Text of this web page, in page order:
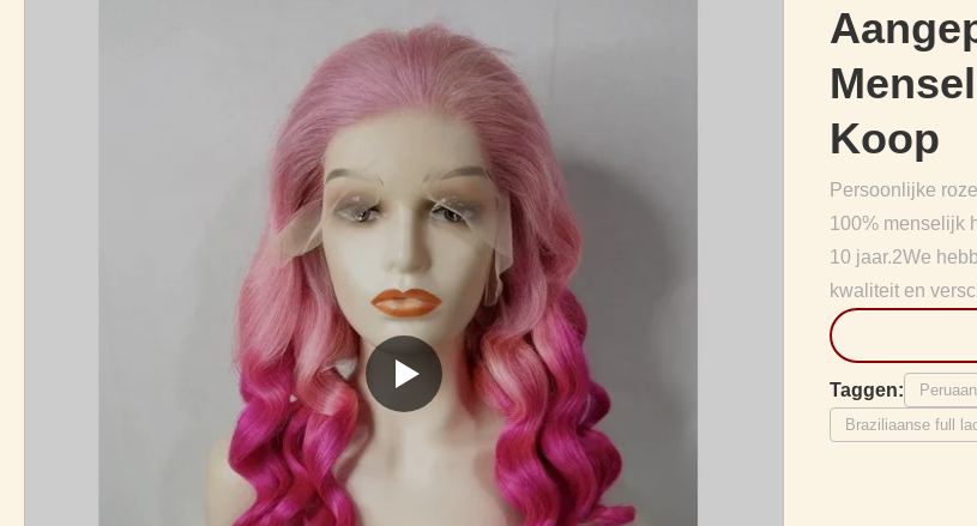
Koop
Persoonlijke
100% menselijk
10 jaar.2We
kwaliteit en
Taggen:
Braziliaanse full